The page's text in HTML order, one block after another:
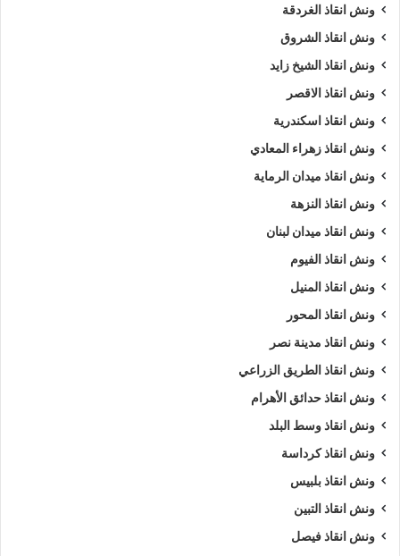
ونش انقاذ الغردقة
ونش انقاذ الشروق
ونش انقاذ الشيخ زايد
ونش انقاذ الاقصر
ونش انقاذ اسكندرية
ونش انقاذ زهراء المعادي
ونش انقاذ ميدان الرماية
ونش انقاذ النزهة
ونش انقاذ ميدان لبنان
ونش انقاذ الفيوم
ونش انقاذ المنيل
ونش انقاذ المحور
ونش انقاذ مدينة نصر
ونش انقاذ الطريق الزراعي
ونش انقاذ حدائق الأهرام
ونش انقاذ وسط البلد
ونش انقاذ كرداسة
ونش انقاذ بلبيس
ونش انقاذ التبين
ونش انقاذ فيصل